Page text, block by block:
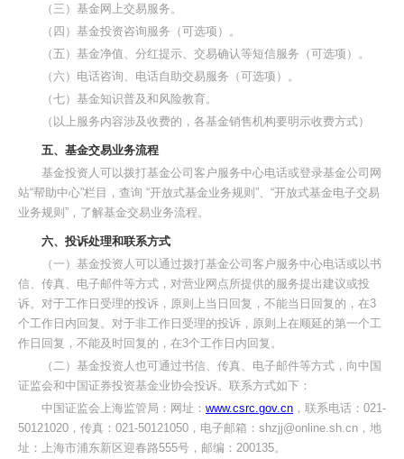
（三）基金网上交易服务。
（四）基金投资咨询服务（可选项）。
（五）基金净值、分红提示、交易确认等短信服务（可选项）。
（六）电话咨询、电话自助交易服务（可选项）。
（七）基金知识普及和风险教育。
（以上服务内容涉及收费的，各基金销售机构要明示收费方式）
五、基金交易业务流程
基金投资人可以拨打基金公司客户服务中心电话或登录基金公司网
站“帮助中心”栏目，查询 “开放式基金业务规则”、“开放式基金电子交易
业务规则”，了解基金交易业务流程。
六、投诉处理和联系方式
（一）基金投资人可以通过拨打基金公司客户服务中心电话或以书
信、传真、电子邮件等方式，对营业网点所提供的服务提出建议或投
诉。对于工作日受理的投诉，原则上当日回复，不能当日回复的，在3
个工作日内回复。对于非工作日受理的投诉，原则上在顺延的第一个工
作日回复，不能及时回复的，在3个工作日内回复。
（二）基金投资人也可通过书信、传真、电子邮件等方式，向中国
证监会和中国证券投资基金业协会投诉。联系方式如下：
中国证监会上海监管局：网址： www.csrc.gov.cn ，联系电话：021-
50121020，传真：021-50121050，电子邮箱：shzjj@online.sh.cn，地
址：上海市浦东新区迎春路555号，邮编：200135。